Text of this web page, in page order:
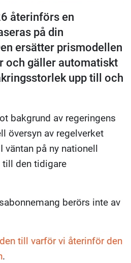
återinförs en
på din
ersätter prismodellen
och gäller automatiskt
upp till och
bakgrund av regeringens
översyn av regelverket
på ny nationell
till den tidigare
berörs inte av
till varför vi återinför den
.